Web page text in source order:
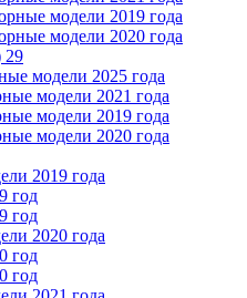
модели 2019 года
модели 2020 года
29
модели 2025 года
модели 2021 года
модели 2019 года
модели 2020 года
2019 года
год
год
2020 года
год
год